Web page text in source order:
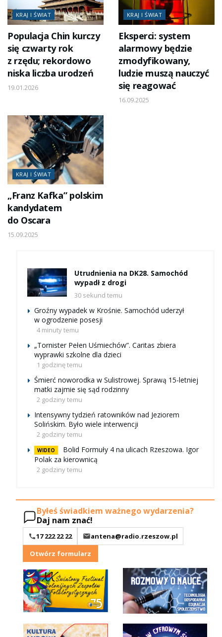
KRAJ I ŚWIAT
Populacja Chin kurczy
się czwarty rok
z rzędu; rekordowo
niska liczba urodzeń
19.01.2026
KRAJ I ŚWIAT
Eksperci: system
alarmowy będzie
zmodyfikowany,
ludzie muszą nauczyć
się reagować
16.09.2025
KRAJ I ŚWIAT
„Franz Kafka” polskim
kandydatem
do Oscara
15.09.2025
Utrudnienia na DK28. Samochód
wypadł z drogi
30 sekund temu
Groźny wypadek w Krośnie. Samochód uderzył
w ogrodzenie posesji
4 minuty temu
„Tornister Pełen Uśmiechów”. Caritas zbiera
wyprawki szkolne dla dzieci
1 godzinę temu
Śmierć noworodka w Sulistrowej. Sprawą 15-letniej
matki zajmie się sąd rodzinny
2 godziny temu
Intensywny tydzień ratowników nad Jeziorem
Solińskim. Było wiele interwencji
2 godziny temu
WIDEO
Bolid Formuły 4 na ulicach Rzeszowa. Igor
Polak za kierownicą
2 godziny temu
Byłeś świadkiem ważnego wydarzenia?
Daj nam znać!
17 222 22 22
antena@radio.rzeszow.pl
Otwórz formularz